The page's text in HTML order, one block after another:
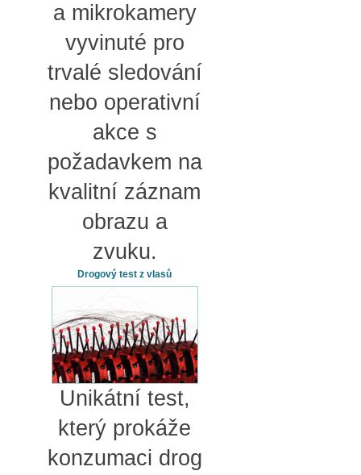
a mikrokamery
vyvinuté pro
trvalé sledování
nebo operativní
akce s
požadavkem na
kvalitní záznam
obrazu a
zvuku.
Drogový test z vlasů
Unikátní test,
který prokáže
konzumaci drog